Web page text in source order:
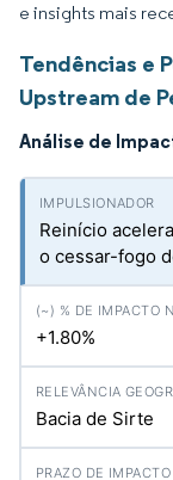
e insights mais
Tendências e
Upstream de
Análise de
Reinício
o cessar-fogo
+1.80%
Bacia de Sirte